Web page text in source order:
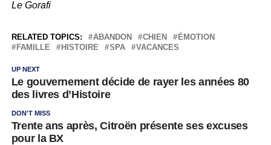
Le Gorafi
RELATED TOPICS: ABANDON CHIEN
ÉMOTION
FAMILLE
HISTOIRE SPA VACANCES
UP NEXT
Le gouvernement décide de rayer les années 80
des livres d’Histoire
DON'T MISS
Trente ans après, Citroën présente ses excuses
pour la BX